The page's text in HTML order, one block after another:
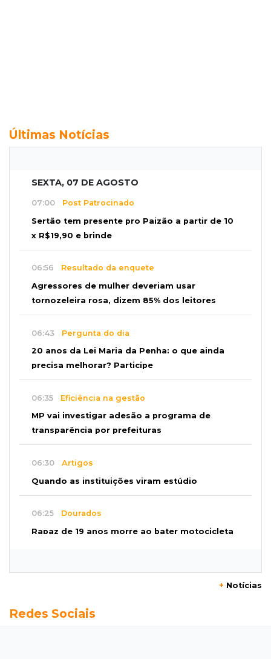
Últimas Notícias
SEXTA, 07 DE AGOSTO
07:00 Post Patrocinado
Sertão tem presente pro Paizão a partir de 10
x R$19,90 e brinde
06:56 Resultado da enquete
Agressores de mulher deveriam usar
tornozeleira rosa, dizem 85% dos leitores
06:43 Pergunta do dia
20 anos da Lei Maria da Penha: o que ainda
precisa melhorar? Participe
06:35 Eficiência na gestão
MP vai investigar adesão a programa de
transparência por prefeituras
06:30 Artigos
Quando as instituições viram estúdio
06:25 Dourados
Rapaz de 19 anos morre ao bater motocicleta
nova frente fria chega no domingo
+ Notícias
Redes Sociais